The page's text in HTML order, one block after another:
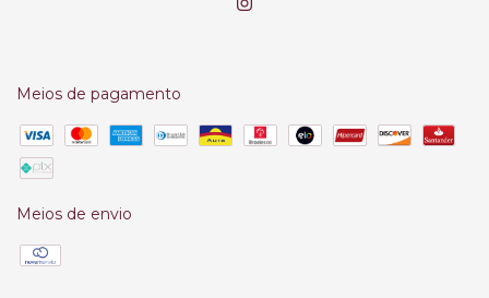
Meios de pagamento
Meios de envio